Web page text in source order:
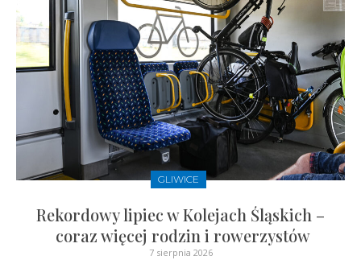
GLIWICE
Rekordowy lipiec w Kolejach Śląskich –
coraz więcej rodzin i rowerzystów
7 sierpnia 2026